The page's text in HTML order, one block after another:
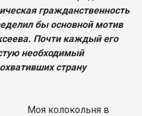
гражданственность
бы основной мотив
Почти каждый его
необходимый
страну
Моя колокольня в